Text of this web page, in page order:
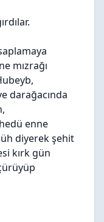
mızrağı
darağacında
enne
diyerek şehit
kırk gün